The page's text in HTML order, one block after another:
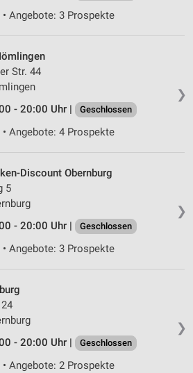
Angebote: 3 Prospekte
❯
Str. 44
- 20:00 Uhr |
Geschlossen
Angebote: 4 Prospekte
❯
Discount Obernburg
5
- 20:00 Uhr |
Geschlossen
Angebote: 3 Prospekte
❯
- 20:00 Uhr |
Geschlossen
Angebote: 2 Prospekte